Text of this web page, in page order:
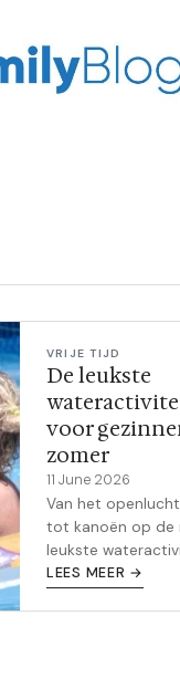
VRIJE TIJD
De leukste
voor
zomer
11 June 2026
Van het
tot kanoën op de
leukste
gezinnen deze
LEES MEER →